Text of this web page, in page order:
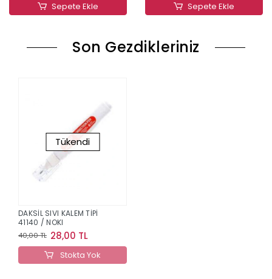
Sepete Ekle Sepete Ekle
Son Gezdikleriniz
Tükendi
DAKSİL SIVI KALEM TİPİ
41140 / NOKI
40,00 TL 28,00 TL
Stokta Yok